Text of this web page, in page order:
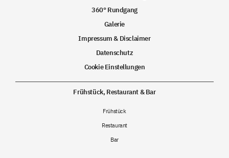
360° Rundgang
Galerie
Impressum & Disclaimer
Datenschutz
Cookie Einstellungen
Frühstück, Restaurant & Bar
Frühstück
Restaurant
Bar